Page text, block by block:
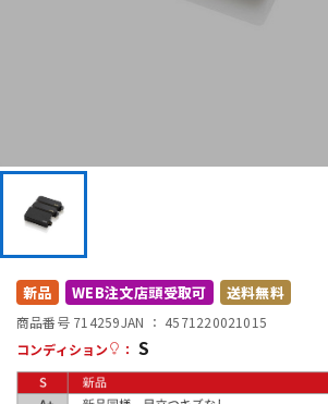
配信/ライブ機器
新品 WEB注文店頭受取可 送料無料
商品番号 714259JAN ： 4571220021015
コンディション
： S